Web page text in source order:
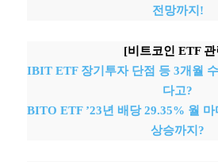
전망까지!
[비트코인 ETF 관
IBIT ETF 장기투자 단점 등 3개월
다고?
BITO ETF ’23년 배당 29.35% 월
상승까지?